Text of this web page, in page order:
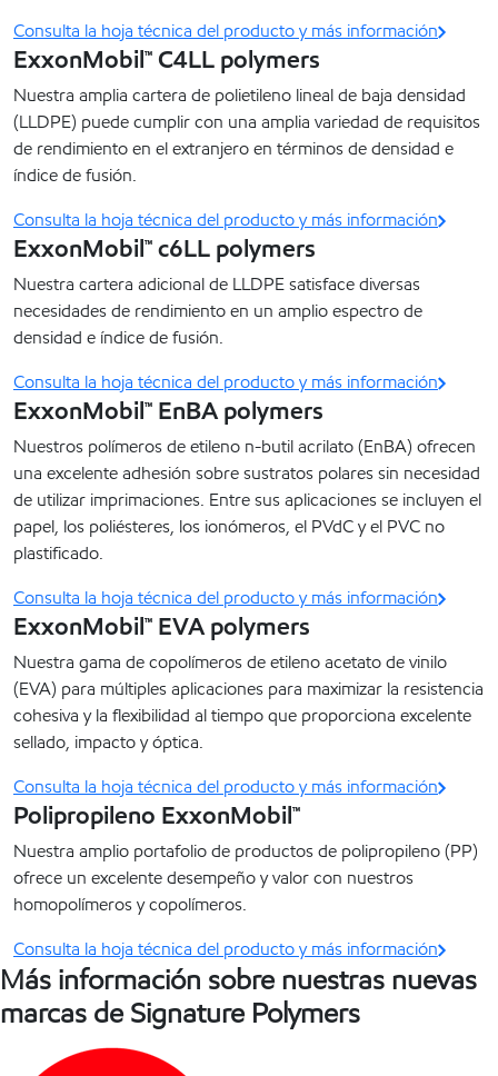
Consulta la hoja técnica del producto y más información
ExxonMobil™ C4LL polymers
Nuestra amplia cartera de polietileno lineal de baja densidad
(LLDPE) puede cumplir con una amplia variedad de requisitos
de rendimiento en el extranjero en términos de densidad e
índice de fusión.
Consulta la hoja técnica del producto y más información
ExxonMobil™ c6LL polymers
Nuestra cartera adicional de LLDPE satisface diversas
necesidades de rendimiento en un amplio espectro de
densidad e índice de fusión.
Consulta la hoja técnica del producto y más información
ExxonMobil™ EnBA polymers
Nuestros polímeros de etileno n-butil acrilato (EnBA) ofrecen
una excelente adhesión sobre sustratos polares sin necesidad
de utilizar imprimaciones. Entre sus aplicaciones se incluyen el
papel, los poliésteres, los ionómeros, el PVdC y el PVC no
plastificado.
Consulta la hoja técnica del producto y más información
ExxonMobil™ EVA polymers
Nuestra gama de copolímeros de etileno acetato de vinilo
(EVA) para múltiples aplicaciones para maximizar la resistencia
cohesiva y la flexibilidad al tiempo que proporciona excelente
sellado, impacto y óptica.
Consulta la hoja técnica del producto y más información
Polipropileno ExxonMobil™
Nuestra amplio portafolio de productos de polipropileno (PP)
ofrece un excelente desempeño y valor con nuestros
homopolímeros y copolímeros.
Consulta la hoja técnica del producto y más información
Más información sobre nuestras nuevas
marcas de Signature Polymers